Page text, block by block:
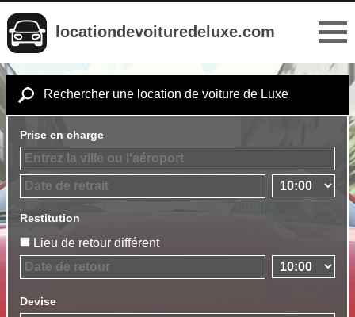
locationdevoituredeluxe.com
Rechercher une location de voiture de Luxe
Prise en charge
Restitution
Lieu de retour différent
Devise